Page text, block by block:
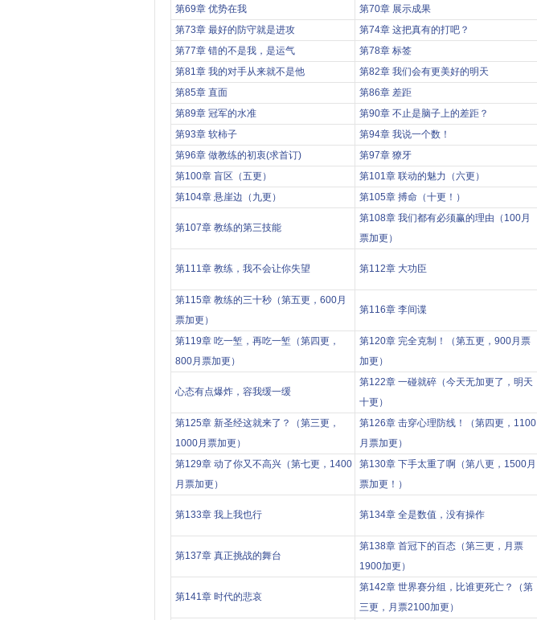
第69章 优势在我
第70章 展示成果
第73章 最好的防守就是进攻
第74章 这把真有的打吧？
第77章 错的不是我，是运气
第78章 标签
第81章 我的对手从来就不是他
第82章 我们会有更美好的明天
第85章 直面
第86章 差距
第89章 冠军的水准
第90章 不止是脑子上的差距？
第93章 软柿子
第94章 我说一个数！
第96章 做教练的初衷(求首订)
第97章 獠牙
第100章 盲区（五更）
第101章 联动的魅力（六更）
第104章 悬崖边（九更）
第105章 搏命（十更！）
第107章 教练的第三技能
第108章 我们都有必须赢的理由（100月
票加更）
第111章 教练，我不会让你失望 第112章 大功臣
第115章 教练的三十秒（第五更，600月
票加更）
第116章 李间谍
第119章 吃一堑，再吃一堑（第四更，
800月票加更）
第120章 完全克制！（第五更，900月票
加更）
心态有点爆炸，容我缓一缓
第122章 一碰就碎（今天无加更了，明天
十更）
第125章 新圣经这就来了？（第三更，
1000月票加更）
第126章 击穿心理防线！（第四更，1100
月票加更）
第129章 动了你又不高兴（第七更，1400
月票加更）
第130章 下手太重了啊（第八更，1500月
票加更！）
第133章 我上我也行 第134章 全是数值，没有操作
第137章 真正挑战的舞台
第138章 首冠下的百态（第三更，月票
1900加更）
第141章 时代的悲哀
第142章 世界赛分组，比谁更死亡？（第
三更，月票2100加更）